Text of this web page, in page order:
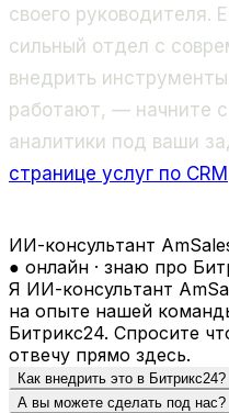
своего руководителя.
сильный отдел с
внедрить
работают, — начните с
аналитики под ваши
странице услуг по CRM
ИИ-консультант
● онлайн · знаю про
Я ИИ-консультант
на опыте нашей
Битрикс24. Спросите
отвечу прямо здесь.
Как внедрить это в Битрикс24?
А вы можете сделать под нас?